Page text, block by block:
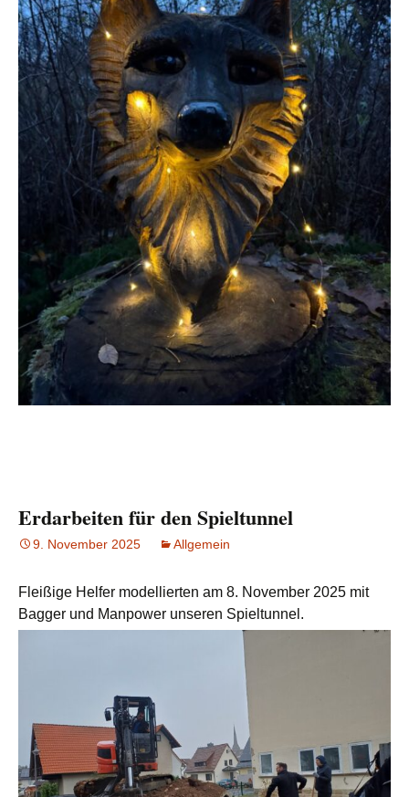
Erdarbeiten für den Spieltunnel
9. November 2025 Allgemein
Fleißige Helfer modellierten am 8. November 2025 mit
Bagger und Manpower unseren Spieltunnel.